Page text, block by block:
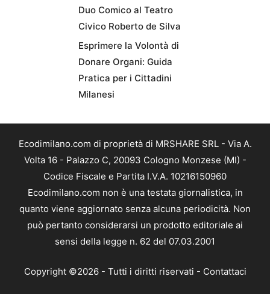
Duo Comico al Teatro
Civico Roberto de Silva
Esprimere la Volontà di
Donare Organi: Guida
Pratica per i Cittadini
Milanesi
Ecodimilano.com di proprietà di MRSHARE SRL - Via A.
Volta 16 - Palazzo C, 20093 Cologno Monzese (MI) -
Codice Fiscale e Partita I.V.A. 10216150960
Ecodimilano.com non è una testata giornalistica, in
quanto viene aggiornato senza alcuna periodicità. Non
può pertanto considerarsi un prodotto editoriale ai
sensi della legge n. 62 del 07.03.2001
Copyright ©2026 - Tutti i diritti riservati - Contattaci